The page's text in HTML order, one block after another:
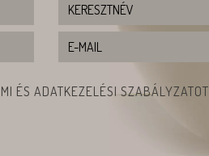
ÉS ADATKEZELÉSI SZABÁLYZATOT